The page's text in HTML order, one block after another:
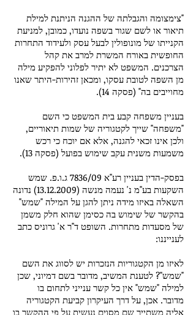
"צימצומה והגבלתה של ההגנה הניתנת למילת
תיאור או לשם שגור בשפה נועדו, כמובן, למניעת
הקנייתו של מונופולין לבעל עסק ולעידוד התחרות
החופשית באורח המשרת למרב את קהל
הצרכנים. המשפט לא יתיר לפלוני להפקיע מילה
מן השפה לטובת עסקו, ומכאן זהירות-היתר שאנו
מחוייבים בה" (פסקה 14).
בעניין משפחה קבע בית המשפט כי השם
"משפחה" שייך לקטגוריה של שמות תיאוריים,
ולכן אינו זכאי להגנה, אלא אם יוכח כי רכש
משמעות משנית עקב שימוש בפועל (פסקה 13).
בפסק-הדין בעניין רע"א 7836/09 ג.ו.פ. שמש
השקעות בע"מ נ' נעמה מנשה (13.12.2009)
נדונה
השאלה באיזו מידה ניתן להגן על המילה "שמש"
בהקשר של שימוש בה כסימן שהוא חלק משמן
של מסעדות מתחרות. השופט ד"ר א' גרוניס כתב
לענייננו:
לאיזו מן הקטגוריות הנזכרות יש לסווג את השם
"שמש"? לטענת המשיב, מדובר בשם דמיוני, שכן
למילה "שמש" אין כל קשר ענייני לתחום בו
מדובר. אכן, על דרך העיקרון קביעת הקטגוריה
אליה משתייך שם מסוים נעשית על פי ההקשר בו